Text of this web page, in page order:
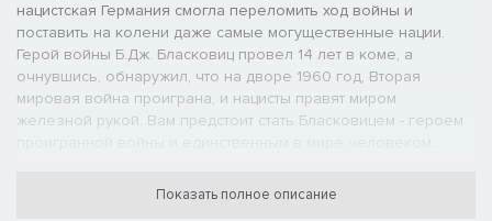
нацистская Германия смогла переломить ход войны и
поставить на колени даже самые могущественные нации.
Герой войны Б.Дж. Бласковиц провел 14 лет в коме, а
очнувшись, обнаружил, что на дворе 1960 год, Вторая
мировая война проиграна, и нацисты правят миром
железной рукой. Вам предстоит стать Бласковицем - героем
Показать полное описание